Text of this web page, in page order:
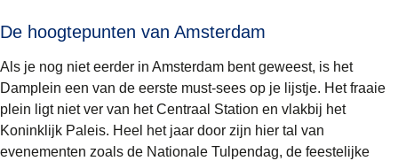
De hoogtepunten van Amsterdam
Als je nog niet eerder in Amsterdam bent geweest, is het
Damplein een van de eerste must-sees op je lijstje. Het fraaie
plein ligt niet ver van het Centraal Station en vlakbij het
Koninklijk Paleis. Heel het jaar door zijn hier tal van
evenementen zoals de Nationale Tulpendag, de feestelijke